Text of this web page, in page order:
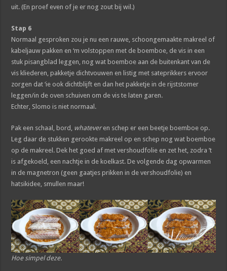
uit. (En proef even of je er nog zout bij wil.)
Stap 6
Normaal gesproken zou je nu een rauwe, schoongemaakte makreel of
kabeljauw pakken en ‘m volstoppen met de boemboe, de vis in een
stuk pisangblad leggen, nog wat boemboe aan de buitenkant van de
vis kliederen, pakketje dichtvouwen en listig met sateprikkers ervoor
zorgen dat ‘ie ook dichtblijft en dan het pakketje in de rijststomer
leggen/in de oven schuiven om de vis te laten garen.
Echter, Slomo is niet normaal.
Pak een schaal, bord, whateveren schep er een beetje boemboe op.
Leg daar de stukken gerookte makreel op en schep nog wat boemboe
op de makreel. Dek het goed af met vershoudfolie en zet het, zodra ’t
is afgekoeld, een nachtje in de koelkast. De volgende dag opwarmen
in de magnetron (geen gaatjes prikken in de vershoudfolie) en
hatsikidee, smullen maar!
Hoe simpel deze.